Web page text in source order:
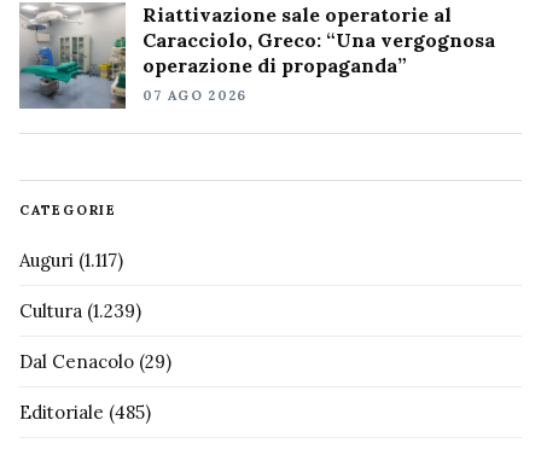
Riattivazione sale operatorie al
Caracciolo, Greco: “Una vergognosa
operazione di propaganda”
07 AGO 2026
CATEGORIE
Auguri (1.117)
Cultura (1.239)
Dal Cenacolo (29)
Editoriale (485)